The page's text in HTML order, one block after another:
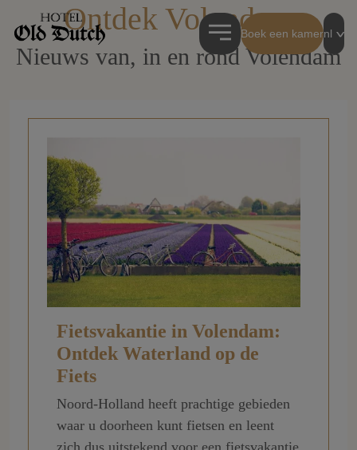
Boek een kamernl
Ontdek Volendam
Nieuws van, in en rond Volendam
Fietsvakantie in Volendam:
Ontdek Waterland op de
Fiets
Noord-Holland heeft prachtige gebieden
waar u doorheen kunt fietsen en leent